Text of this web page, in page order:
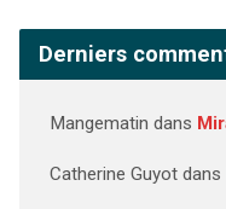
Derniers
Mangematin dans
Catherine Guyotdans